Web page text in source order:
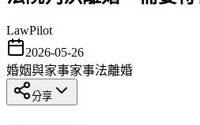
LawPilot
2026-05-26
婚姻與家事家事法離婚
分享